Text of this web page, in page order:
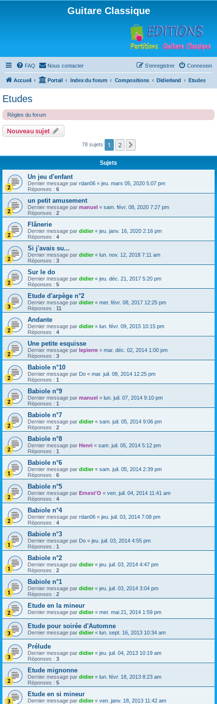
Guitare Classique
FAQ Nous contacter Connexion
S’enregistrer
Accueil Portail Index du forum Compositions Didierland Etudes
Etudes
Règles du forum
Nouveau sujet
78 sujets 1 2
Sujets
Un jeu d'enfant
Dernier message par rdan06 « jeu. mars 05, 2020 5:07 pm
Réponses : 6
un petit amusement
Dernier message par manuel « sam. févr. 08, 2020 7:27 pm
Réponses : 2
Flânerie
Dernier message par didier« jeu. janv. 16, 2020 2:16 pm
Réponses : 4
Si j'avais su...
Dernier message par didier« lun. nov. 12, 2018 7:11 am
Réponses : 3
Sur le do
Dernier message par didier« jeu. déc. 21, 2017 5:20 pm
Réponses : 5
Etude d'arpège n°2
Dernier message par didier« mer. févr. 08, 2017 12:25 pm
Réponses : 11
Andante
Dernier message par didier« lun. févr. 09, 2015 10:15 pm
Réponses : 4
Une petite esquisse
Dernier message par lepierre « mar. déc. 02, 2014 1:00 pm
Réponses : 3
Babiole n°10
Dernier message par Do « mar. juil. 08, 2014 12:25 pm
Réponses : 1
Babiole n°9
Dernier message par manuel « lun. juil. 07, 2014 9:10 pm
Réponses : 1
Babiole n°7
Dernier message par didier« sam. juil. 05, 2014 9:06 pm
Réponses : 2
Babiole n°8
Dernier message par Henri « sam. juil. 05, 2014 5:12 pm
Réponses : 1
Babiole n°6
Dernier message par didier« sam. juil. 05, 2014 2:39 pm
Réponses : 6
Babiole n°5
Dernier message par Ernest'O « ven. juil. 04, 2014 11:41 am
Réponses : 4
Babiole n°4
Dernier message par rdan06 « jeu. juil. 03, 2014 7:08 pm
Réponses : 4
Babiole n°3
Dernier message par Do « jeu. juil. 03, 2014 4:55 pm
Réponses : 1
Babiole n°2
Dernier message par didier« jeu. juil. 03, 2014 4:47 pm
Réponses : 2
Babiole n°1
Dernier message par didier« jeu. juil. 03, 2014 3:04 pm
Réponses : 2
Etude en la mineur
Dernier message par didier« mer. mai 21, 2014 1:59 pm
Etude pour soirée d'Automne
Dernier message par didier« lun. sept. 16, 2013 10:34 am
Prélude
Dernier message par didier« jeu. juil. 04, 2013 10:19 am
Réponses : 3
Etude mignonne
Dernier message par didier« lun. févr. 18, 2013 8:23 am
Réponses : 5
Etude en si mineur
Dernier message par didier« ven. janv. 18, 2013 11:42 am